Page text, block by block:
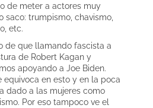
de meter a actores muy
saco: trumpismo, chavismo,
etc.
de que llamando fascista a
de Robert Kagan y
apoyando a Joe Biden.
equivoca en esto y en la poca
dado a las mujeres como
Por eso tampoco ve el